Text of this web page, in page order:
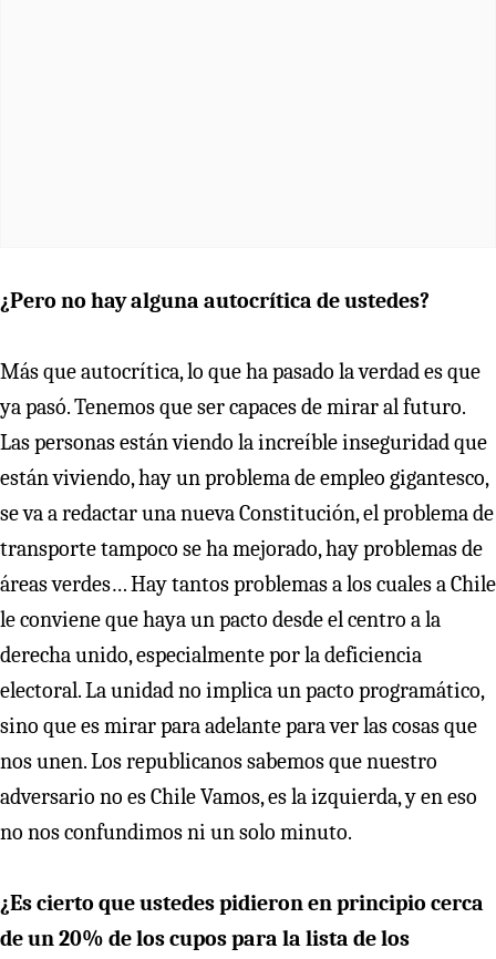
¿Pero no hay alguna autocrítica de ustedes?
Más que autocrítica, lo que ha pasado la verdad es que
ya pasó. Tenemos que ser capaces de mirar al futuro.
Las personas están viendo la increíble inseguridad que
están viviendo, hay un problema de empleo gigantesco,
se va a redactar una nueva Constitución, el problema de
transporte tampoco se ha mejorado, hay problemas de
áreas verdes… Hay tantos problemas a los cuales a Chile
le conviene que haya un pacto desde el centro a la
derecha unido, especialmente por la deficiencia
electoral. La unidad no implica un pacto programático,
sino que es mirar para adelante para ver las cosas que
nos unen. Los republicanos sabemos que nuestro
adversario no es Chile Vamos, es la izquierda, y en eso
no nos confundimos ni un solo minuto.
¿Es cierto que ustedes pidieron en principio cerca
de un 20% de los cupos para la lista de los